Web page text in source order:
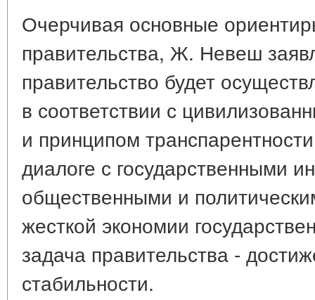
Очерчивая основные
правительства, Ж. Невеш
правительство будет
в соответствии с
и принципом
диалоге с государственными
общественными и
жесткой экономии
задача правительства -
стабильности.